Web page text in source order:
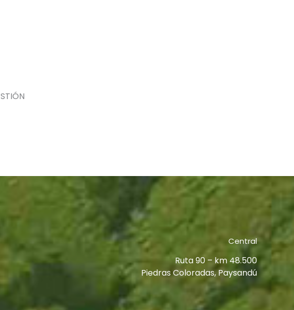
Central
Ruta 90 – km 48.500
Piedras Coloradas, Paysandú